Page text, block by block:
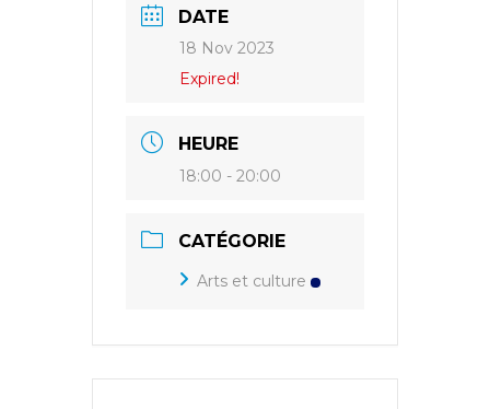
DATE
18 Nov 2023
Expired!
HEURE
18:00 - 20:00
CATÉGORIE
Arts et culture